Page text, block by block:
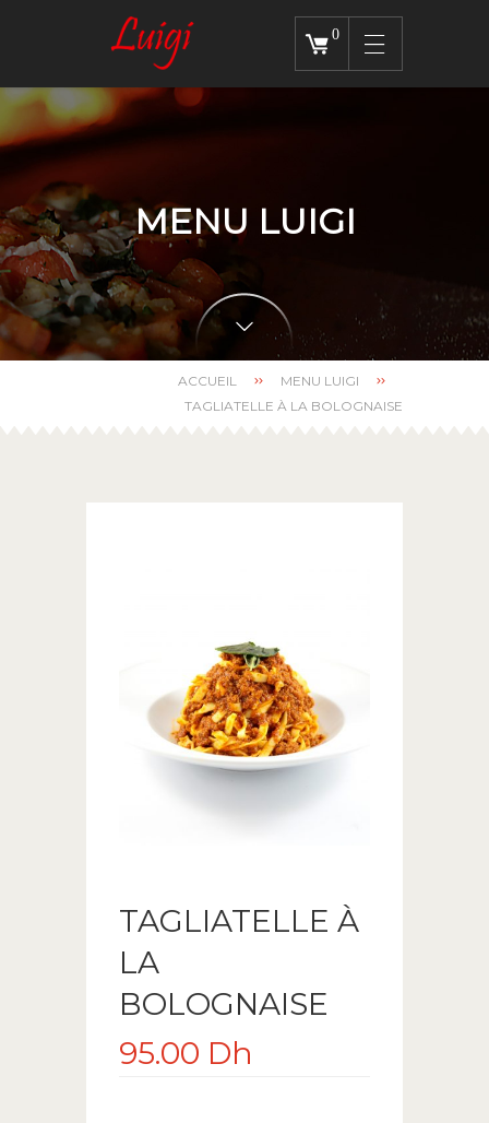
0
MENU LUIGI
ACCUEIL
MENU LUIGI
TAGLIATELLE À LA BOLOGNAISE
TAGLIATELLE À
LA
BOLOGNAISE
95.00 Dh